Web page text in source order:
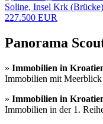
Soline, Insel Krk
227.500 EUR
Panorama
» Immobilien in
Immobilien mit Meerblick
» Immobilien in
Immobilien in der 1.